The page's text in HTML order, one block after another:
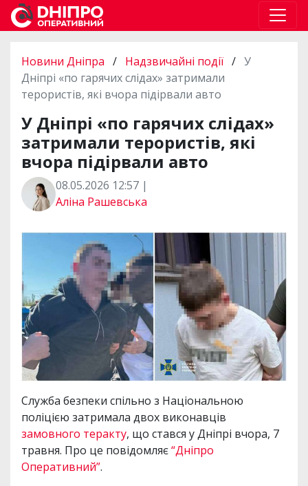
Новини Дніпра / Надзвичайні події / У
Дніпрі «по гарячих слідах» затримали
терористів, які вчора підірвали авто
У Дніпрі «по гарячих слідах»
затримали терористів, які
вчора підірвали авто
08.05.2026 12:57 |
Аліна Рашевська
Служба безпеки спільно з Національною
поліцією затримала двох виконавців
замовного теракту, що стався у Дніпрі вчора, 7
травня. Про це повідомляє“Дніпро
Оперативний”.